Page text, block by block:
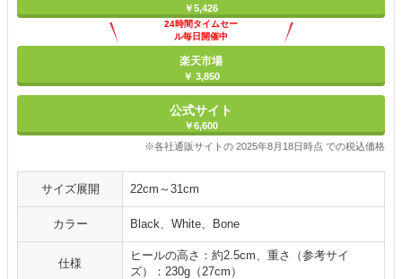
￥5,426
24時間タイムセー
ル毎日開催中
楽天市場
￥ 3,850
公式サイト
￥6,600
※各社通販サイトの 2025年8月18日時点 での税込価格
サイズ展開 22cm～31cm
カラー Black、White、Bone
仕様
ヒールの高さ：約2.5cm、重さ（参考サイ
ズ）：230g（27cm）